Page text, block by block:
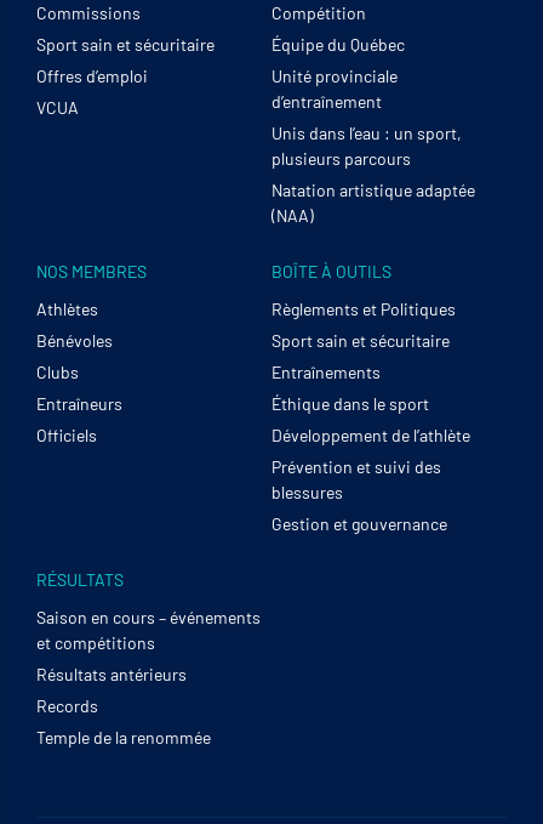
Commissions
Sport sain et sécuritaire
Offres d’emploi
VCUA
Compétition
Équipe du Québec
Unité provinciale
d’entraînement
Unis dans l’eau : un sport,
plusieurs parcours
Natation artistique adaptée
(NAA)
NOS MEMBRES
Athlètes
Bénévoles
Clubs
Entraîneurs
Officiels
BOÎTE À OUTILS
Règlements et Politiques
Sport sain et sécuritaire
Entraînements
Éthique dans le sport
Développement de l’athlète
Prévention et suivi des
blessures
Gestion et gouvernance
RÉSULTATS
Saison en cours – événements
et compétitions
Résultats antérieurs
Records
Temple de la renommée